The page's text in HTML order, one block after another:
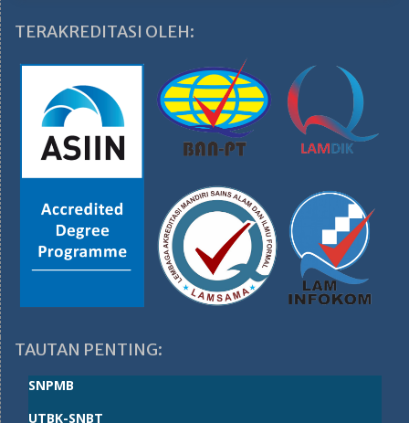
TERAKREDITASI OLEH:
TAUTAN PENTING:
SNPMB
UTBK-SNBT